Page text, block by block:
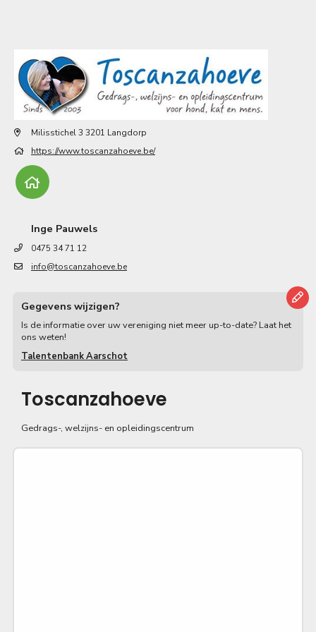
Milisstichel 3 3201 Langdorp
https://www.toscanzahoeve.be/
Inge Pauwels
0475 34 71 12
info@toscanzahoeve.be
Gegevens wijzigen?
Is de informatie over uw vereniging niet meer up-to-date? Laat het
ons weten!
Talentenbank Aarschot
Toscanzahoeve
Gedrags-, welzijns- en opleidingscentrum